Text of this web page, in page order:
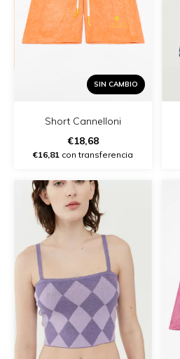
SIN CAMBIO
Short Cannelloni
€18,68
€16,81 con transferencia